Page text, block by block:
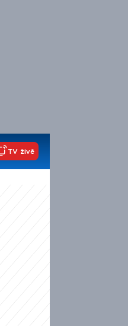
TV živě